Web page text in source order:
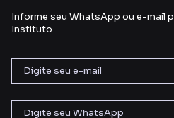
Informe seu WhatsApp ou e-mail
Instituto